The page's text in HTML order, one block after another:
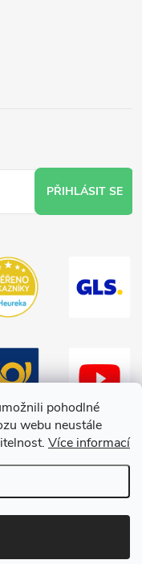
pohodlné
webu neustále
Více informací
PŘIHLÁSIT SE